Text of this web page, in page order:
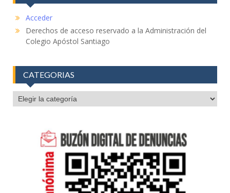
Acceder
Derechos de acceso reservado a la Administración del
Colegio Apóstol Santiago
CATEGORIAS
CATEGORIAS